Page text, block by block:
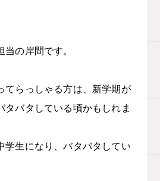
の岸間です。
てらっしゃる方は、新学期が
タバタしている頃かもしれま
学生になり、バタバタしてい